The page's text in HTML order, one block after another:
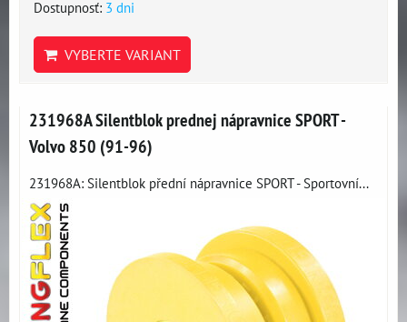
Dostupnosť: 3 dni
VYBERTE VARIANT
231968A Silentblok prednej nápravnice SPORT -
Volvo 850 (91-96)
231968A: Silentblok přední nápravnice SPORT - Sportovní...